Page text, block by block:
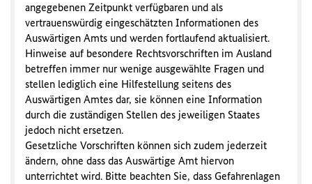
angegebenen Zeitpunkt verfügbaren und als
vertrauenswürdig eingeschätzten Informationen des
Auswärtigen Amts und werden fortlaufend aktualisiert.
Hinweise auf besondere Rechtsvorschriften im Ausland
betreffen immer nur wenige ausgewählte Fragen und
stellen lediglich eine Hilfestellung seitens des
Auswärtigen Amtes dar, sie können eine Information
durch die zuständigen Stellen des jeweiligen Staates
jedoch nicht ersetzen.
Gesetzliche Vorschriften können sich zudem jederzeit
ändern, ohne dass das Auswärtige Amt hiervon
unterrichtet wird. Bitte beachten Sie, dass Gefahrenlagen